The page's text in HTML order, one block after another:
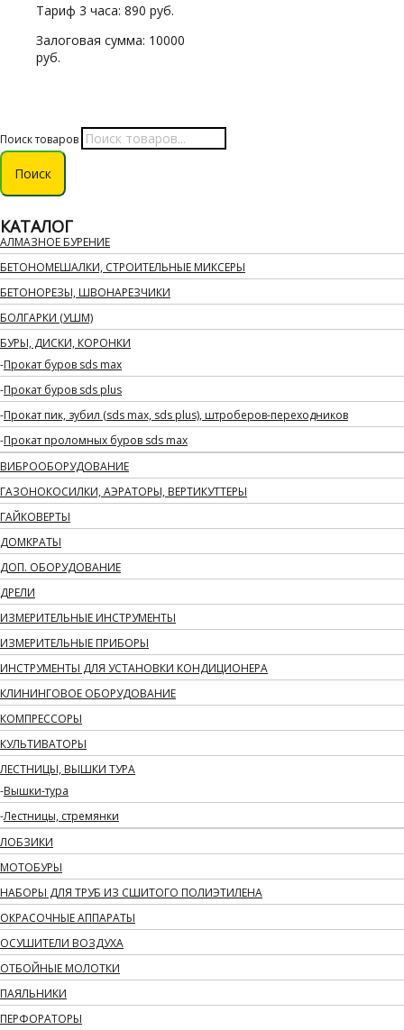
Поиск товаров
Поиск
КАТАЛОГ
АЛМАЗНОЕ БУРЕНИЕ
БЕТОНОМЕШАЛКИ, СТРОИТЕЛЬНЫЕ МИКСЕРЫ
БЕТОНОРЕЗЫ, ШВОНАРЕЗЧИКИ
БОЛГАРКИ (УШМ)
БУРЫ, ДИСКИ, КОРОНКИ
Прокат буров sds max
Прокат буров sds plus
Прокат пик, зубил (sds max, sds plus), штроберов-переходников
Прокат проломных буров sds max
ВИБРООБОРУДОВАНИЕ
ГАЗОНОКОСИЛКИ, АЭРАТОРЫ, ВЕРТИКУТТЕРЫ
ГАЙКОВЕРТЫ
ДОМКРАТЫ
ДОП. ОБОРУДОВАНИЕ
ДРЕЛИ
ИЗМЕРИТЕЛЬНЫЕ ИНСТРУМЕНТЫ
ИЗМЕРИТЕЛЬНЫЕ ПРИБОРЫ
ИНСТРУМЕНТЫ ДЛЯ УСТАНОВКИ КОНДИЦИОНЕРА
КЛИНИНГОВОЕ ОБОРУДОВАНИЕ
КОМПРЕССОРЫ
КУЛЬТИВАТОРЫ
ЛЕСТНИЦЫ, ВЫШКИ ТУРА
Вышки-тура
Лестницы, стремянки
ЛОБЗИКИ
МОТОБУРЫ
НАБОРЫ ДЛЯ ТРУБ ИЗ СШИТОГО ПОЛИЭТИЛЕНА
ОКРАСОЧНЫЕ АППАРАТЫ
ОСУШИТЕЛИ ВОЗДУХА
ОТБОЙНЫЕ МОЛОТКИ
ПАЯЛЬНИКИ
ПЕРФОРАТОРЫ
Тариф 3 часа: 890 руб.
Залоговая сумма: 10000
руб.